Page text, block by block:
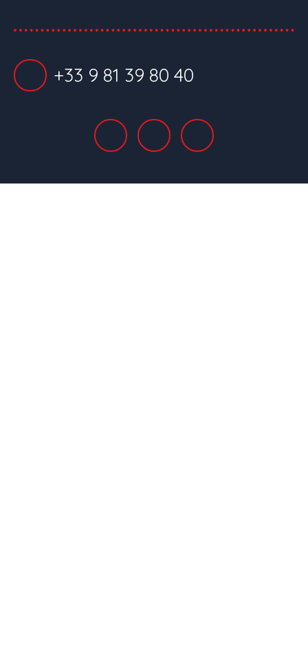
+33 9 81 39 80 40